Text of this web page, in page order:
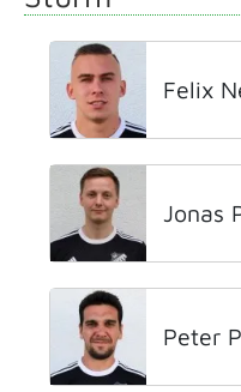
Felix
Jonas
Peter